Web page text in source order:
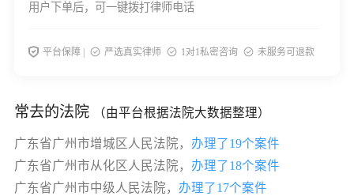
用户下单后，可一键拨打律师电话
平台保障 | 严选真实律师 1对1私密咨询 未服务可退款
常去的法院 （由平台根据法院大数据整理）
广东省广州市增城区人民法院， 办理了19个案件
广东省广州市从化区人民法院， 办理了18个案件
广东省广州市中级人民法院， 办理了17个案件